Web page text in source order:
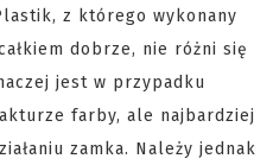
z którego wykonany
dobrze, nie różni się
jest w przypadku
farby, ale najbardziej
zamka. Należy jednak